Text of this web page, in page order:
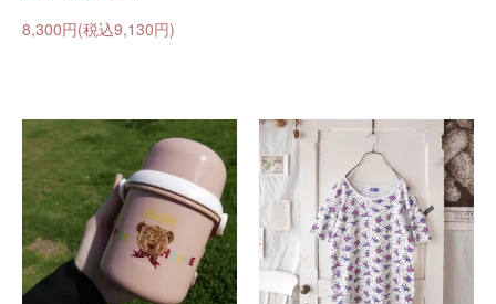
8,300円(税込9,130円)